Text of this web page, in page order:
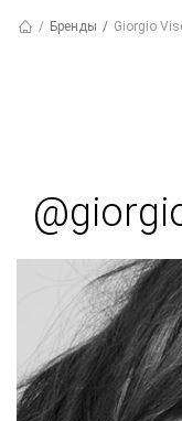
Бренды Giorgio